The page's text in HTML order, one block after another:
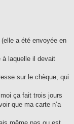
a été envoyée en
à laquelle il devait
sur le chèque, qui
ça fait trois jours
que ma carte n’a